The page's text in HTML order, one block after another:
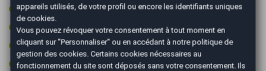
Pack chrome
Pack éclairage ambiance
Pack luxe
Pack visibilite
appareils utilisés, de votre profil ou encore les identifiants uniques
de cookies.
Vous pouvez révoquer votre consentement à tout moment en
cliquant sur "Personnaliser" ou en accédant à notre politique de
gestion des cookies. Certains cookies nécessaires au
fonctionnement du site sont déposés sans votre consentement. Ils